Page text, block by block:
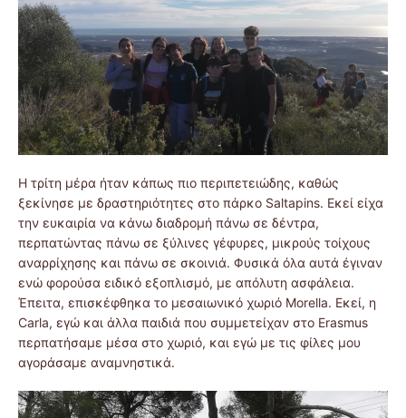
Η τρίτη μέρα ήταν κάπως πιο περιπετειώδης, καθώς
ξεκίνησε με δραστηριότητες στο πάρκο Saltapins. Εκεί είχα
την ευκαιρία να κάνω διαδρομή πάνω σε δέντρα,
περπατώντας πάνω σε ξύλινες γέφυρες, μικρούς τοίχους
αναρρίχησης και πάνω σε σκοινιά. Φυσικά όλα αυτά έγιναν
ενώ φορούσα ειδικό εξοπλισμό, με απόλυτη ασφάλεια.
Έπειτα, επισκέφθηκα το μεσαιωνικό χωριό Morella. Εκεί, η
Carla, εγώ και άλλα παιδιά που συμμετείχαν στο Erasmus
περπατήσαμε μέσα στο χωριό, και εγώ με τις φίλες μου
αγοράσαμε αναμνηστικά.